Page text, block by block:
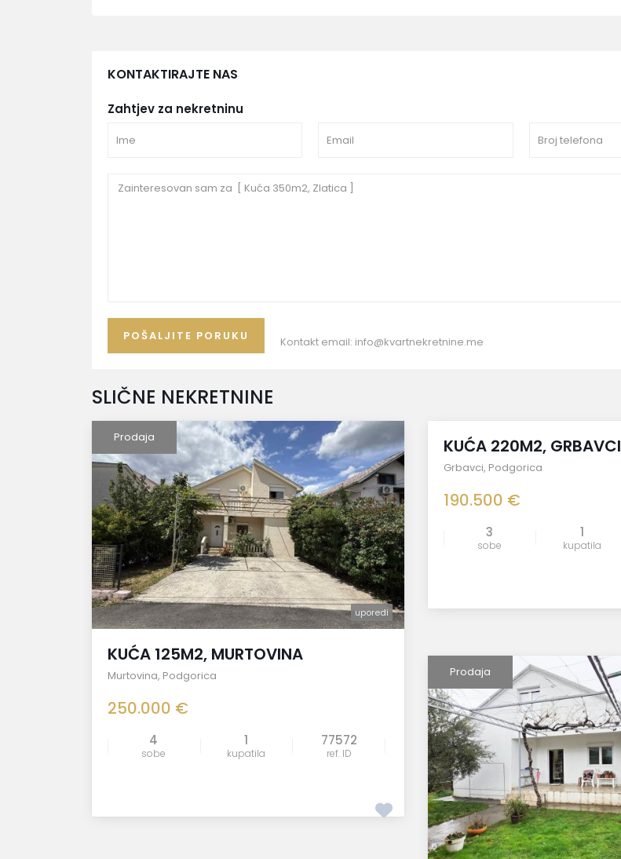
KONTAKTIRAJTE NAS
Zahtjev za nekretninu
Kontakt email: info@kvartnekretnine.me
SLIČNE NEKRETNINE
Prodaja
uporedi
KUĆA 125M2, MURTOVINA
Murtovina, Podgorica
250.000 €
4
sobe
1
kupatila
77572
ref. ID
Prodaja
uporedi
KUĆA 220M2, GRBAVCI
Grbavci, Podgorica
190.500 €
3
sobe
1
kupatila
Prodaja